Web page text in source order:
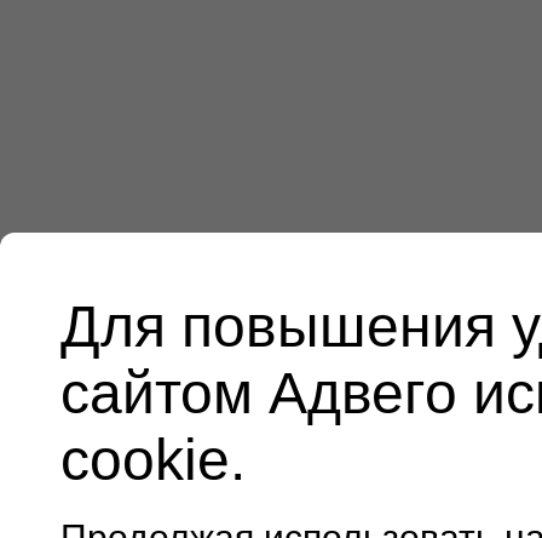
Для повышения
сайтом Адвего
cookie.